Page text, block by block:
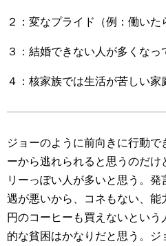
２：変なプライド（例：働いた
３：結婚できない人が多くなっ
４：核家族では生活が苦しい家
ジョーのように前向きに行動で
ーから逃れられると思うのだ
リーっぽい人が多いと思う。
遇が悪いから、コネもない、能
円のコーヒーも買えないとい
的な貧困はかなりだと思う。ジ